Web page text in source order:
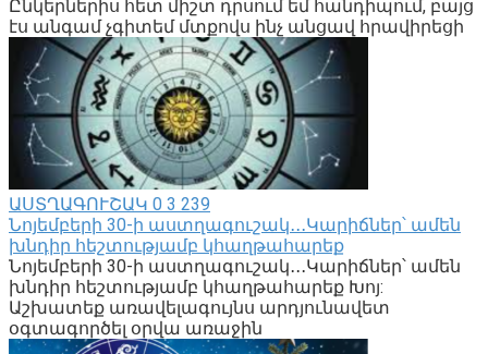
Ընկերներիս հետ միշտ դրսում եմ հանդիպում, բայց
էս անգամ չգիտեմ մտքովս ինչ անցավ հրավիրեցի
ԱՍՏՂԱԳՈՒՇԱԿ 0 3 239
Նոյեմբերի 30-ի աստղագուշակ․․․Կարիճներ՝ ամեն
խնդիր հեշտությամբ կհաղթահարեք
Նոյեմբերի 30-ի աստղագուշակ․․․Կարիճներ՝ ամեն
խնդիր հեշտությամբ կհաղթահարեք Խոյ:
Աշխատեք առավելագույնս արդյունավետ
օգտագործել օրվա առաջին